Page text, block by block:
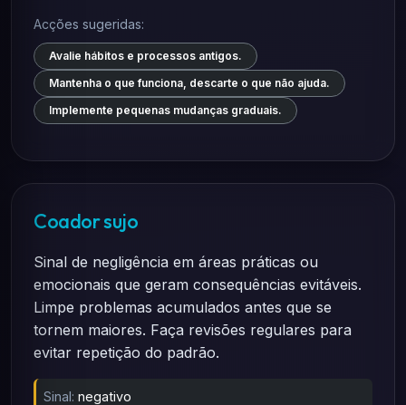
Acções sugeridas:
Avalie hábitos e processos antigos.
Mantenha o que funciona, descarte o que não ajuda.
Implemente pequenas mudanças graduais.
Coador sujo
Sinal de negligência em áreas práticas ou
emocionais que geram consequências evitáveis.
Limpe problemas acumulados antes que se
tornem maiores. Faça revisões regulares para
evitar repetição do padrão.
Sinal: negativo